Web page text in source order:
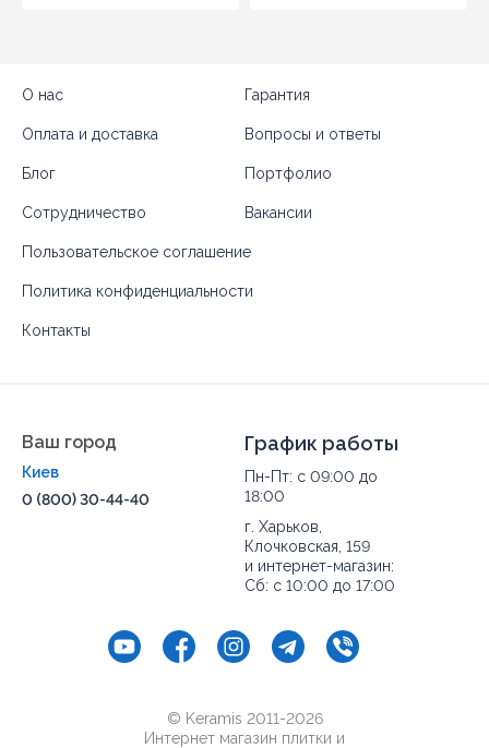
О нас Гарантия
Оплата и доставка Вопросы и ответы
Блог Портфолио
Сотрудничество Вакансии
Пользовательское соглашение
Политика конфиденциальности
Контакты
Ваш город
Киев
0 (800) 30-44-40
График работы
Пн-Пт: с 09:00 до
18:00
г. Харьков,
Клочковская, 159
и интернет-магазин:
Сб: с 10:00 до 17:00
© Keramis 2011-2026
Интернет магазин плитки и